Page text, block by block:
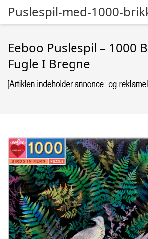
Puslespil-med-1000-
Eeboo Puslespil – 1000
Fugle I Bregne